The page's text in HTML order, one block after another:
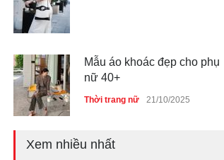
Mẫu áo khoác đẹp cho phụ
nữ 40+
Thời trang nữ 21/10/2025
Chiếc áo dài cưới của Hoa
Xem nhiều nhất